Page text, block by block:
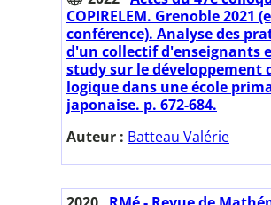
COPIRELEM. Grenoble 2021
conférence). Analyse des
d'un collectif d'enseignants
study sur le développement
logique dans une école
japonaise. p. 672-684.
Auteur : Batteau Valérie